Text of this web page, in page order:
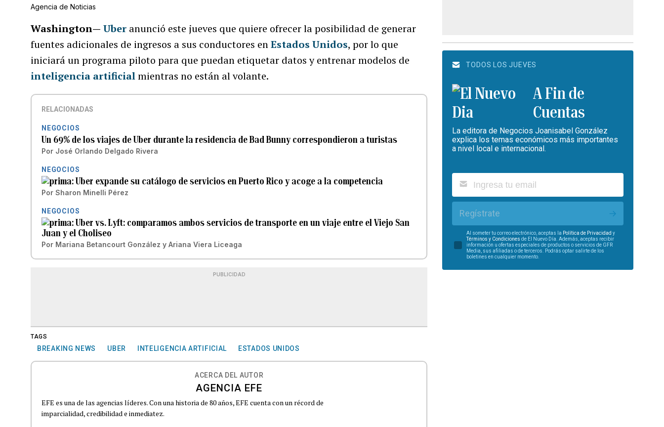
Agencia de Noticias
Washington— Uber anunció este jueves que quiere ofrecer la posibilidad de generar
fuentes adicionales de ingresos a sus conductores enEstados Unidos, por lo que
iniciará un programa piloto para que puedan etiquetar datos y entrenar modelos de
inteligencia artificialmientras no están al volante.
RELACIONADAS
NEGOCIOS
Un 69% de los viajes de Uber durante la residencia de Bad Bunny correspondieron a turistas
Por José Orlando Delgado Rivera
NEGOCIOS
Uber expande su catálogo de servicios en Puerto Rico y acoge a la competencia
Por Sharon Minelli Pérez
NEGOCIOS
Uber vs. Lyft: comparamos ambos servicios de transporte en un viaje entre el Viejo San
Juan y el Choliseo
Por Mariana Betancourt GonzálezyAriana Viera Liceaga
PUBLICIDAD
TAGS
BREAKING NEWS UBER INTELIGENCIA ARTIFICIAL ESTADOS UNIDOS
ACERCA DEL AUTOR
AGENCIA EFE
EFE es una de las agencias líderes. Con una historia de 80 años, EFE cuenta con un récord de
imparcialidad, credibilidad e inmediatez.
TODOS LOS JUEVES
A Fin de
Cuentas
La editora de Negocios Joanisabel González
explica los temas económicos más importantes
a nivel local e internacional.
Regístrate
Al someter tu correo electrónico, aceptas la Política de Privacidad y
Términos y Condiciones de El Nuevo Día. Además, aceptas recibir
información u ofertas especiales de productos o servicios de GFR
Media, sus afiliadas o de terceros. Podrás optar salirte de los
boletines en cualquier momento.